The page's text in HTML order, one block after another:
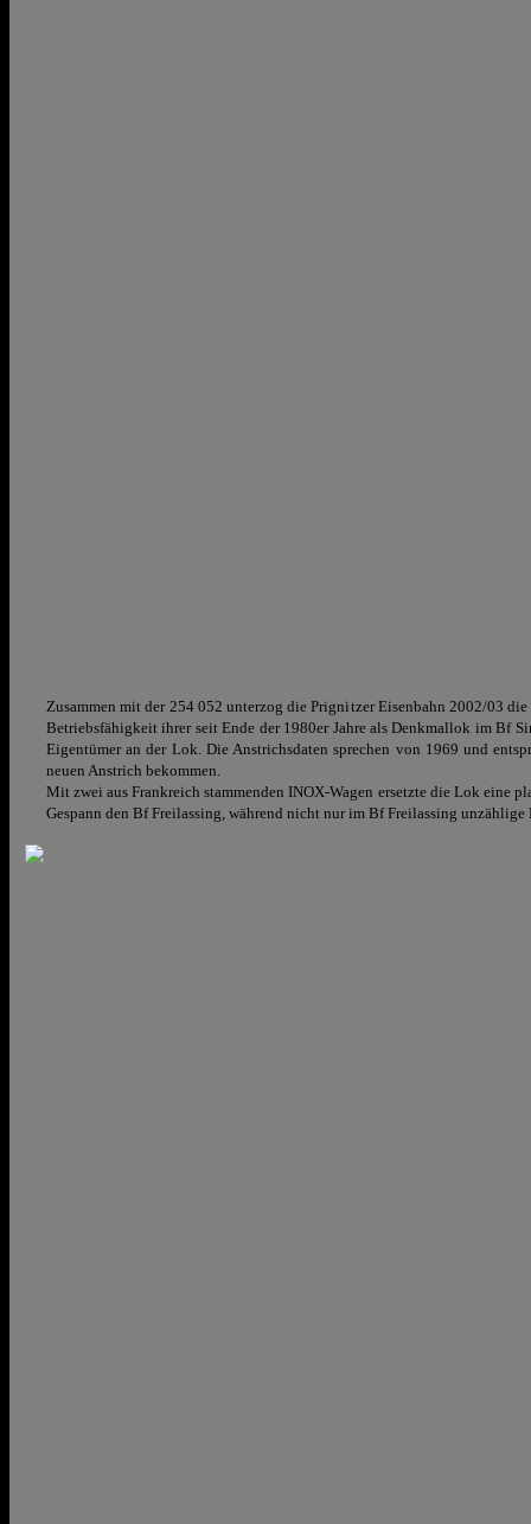
Zusammen mit der 254 052 unterzog die Prignitzer Eisenbahn 2002/03
Betriebsfähigkeit ihrer seit Ende der 1980er Jahre als Denkmallok im Bf
Eigentümer an der Lok. Die Anstrichsdaten sprechen von 1969 und
neuen Anstrich bekommen.
Mit zwei aus Frankreich stammenden INOX-Wagen ersetzte die Lok eine
Gespann den Bf Freilassing, während nicht nur im Bf Freilassing